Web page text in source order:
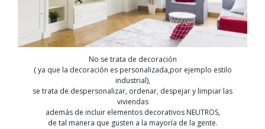
No se trata de decoración
( ya que la decoración es personalizada,por ejemplo estilo
industrial),
se trata de despersonalizar, ordenar, despejar y limpiar las
viviendas
además de incluir elementos decorativos NEUTROS,
de tal manera que gusten a la mayoría de la gente.